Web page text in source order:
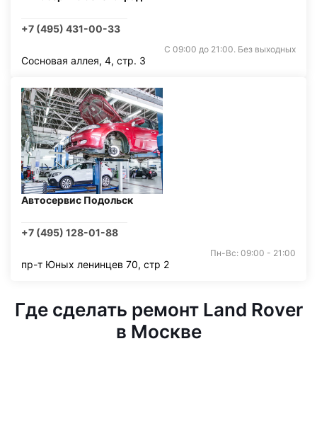
+7 (495) 431-00-33
С 09:00 до 21:00. Без выходных
Сосновая аллея, 4, стр. 3
Автосервис Подольск
+7 (495) 128-01-88
Пн-Вс: 09:00 - 21:00
пр-т Юных ленинцев 70, стр 2
Где сделать ремонт Land Rover
в Москве